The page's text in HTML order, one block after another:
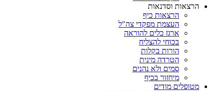
הרצאות וסדנאות
הרצאות כיף
העצמת מפקדי צה"ל
ארגז כלים להוראה
בכוחי להצליח
הורות בקלות
הטרדה מינית
סמים ולא נהנים
מיחזור בכיף
מטופלים מודים